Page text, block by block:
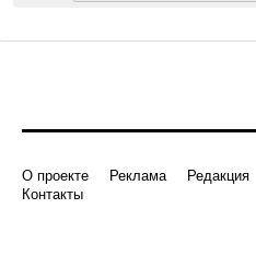
О проекте Реклама
Редакция
Контакты